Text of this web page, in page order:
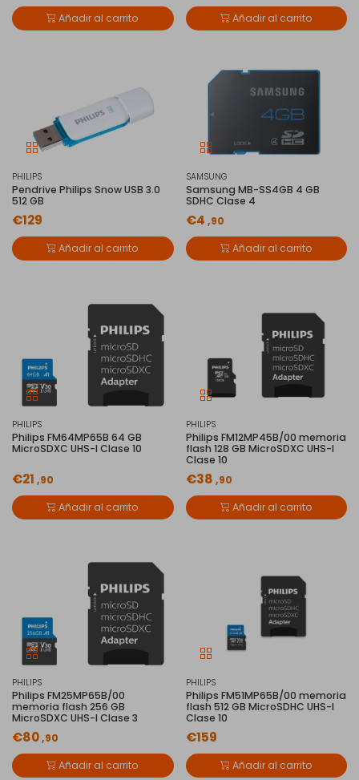
Añadir al carrito Añadir al carrito
PHILIPS
Pendrive Philips Snow USB 3.0
512 GB
€129
Añadir al carrito
SAMSUNG
Samsung MB-SS4GB 4 GB
SDHC Clase 4
€4 ,90
Añadir al carrito
PHILIPS
Philips FM64MP65B 64 GB
MicroSDXC UHS-I Clase 10
€21 ,90
Añadir al carrito
PHILIPS
Philips FM12MP45B/00 memoria
flash 128 GB MicroSDXC UHS-I
Clase 10
€38 ,90
Añadir al carrito
PHILIPS
Philips FM25MP65B/00
memoria flash 256 GB
MicroSDXC UHS-I Clase 3
€80,90
Añadir al carrito
PHILIPS
Philips FM51MP65B/00 memoria
flash 512 GB MicroSDHC UHS-I
Clase 10
€159
Añadir al carrito